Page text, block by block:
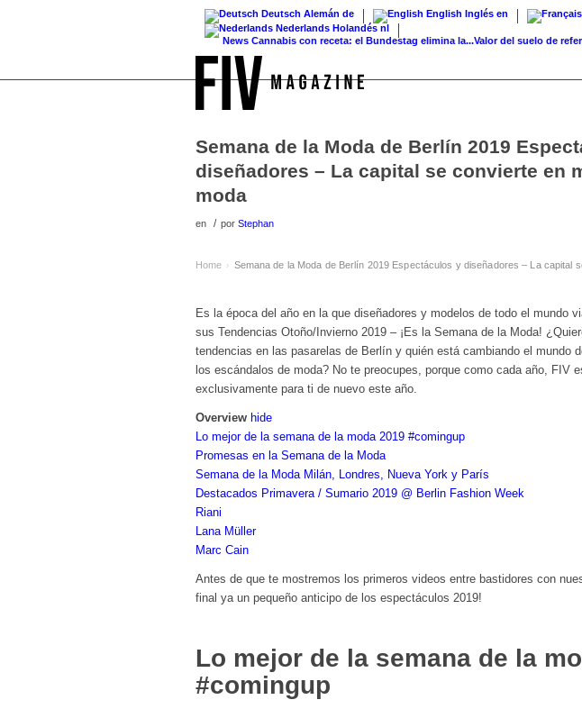
Deutsch Alemán de English Inglés en
Nederlands Holandés nl
News Cannabis con receta: el Bundestag elimina la...Valor del suelo de
Semana de la Moda de Berlín 2019
diseñadores – La capital se convierte en
moda
en / por Stephan
Home › Semana de la Moda de Berlín 2019 Espectáculos y diseñadores – La capital
Es la época del año en la que diseñadores y modelos de todo el mundo
sus Tendencias Otoño/Invierno 2019 – ¡Es la Semana de la Moda!
tendencias en las pasarelas de Berlín y quién está cambiando el mundo
los escándalos de moda? No te preocupes, porque como cada año, FIV
exclusivamente para ti de nuevo este año.
Overview hide
Lo mejor de la semana de la moda 2019 #comingup
Promesas en la Semana de la Moda
Semana de la Moda Milán, Londres, Nueva York y París
Destacados Primavera / Sumario 2019 @ Berlin Fashion Week
Riani
Lana Müller
Marc Cain
Antes de que te mostremos los primeros videos entre bastidores con
final ya un pequeño anticipo de los espectáculos 2019!
Lo mejor de la semana de la
#comingup